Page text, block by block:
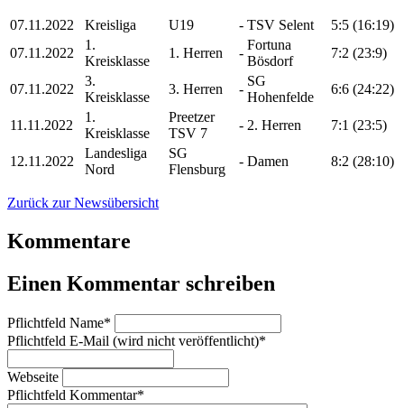
07.11.2022 Kreisliga U19 - TSV Selent 5:5 (16:19)
07.11.2022
1.
Kreisklasse
1. Herren -
Fortuna
Bösdorf
7:2 (23:9)
07.11.2022
3.
Kreisklasse
3. Herren -
SG
Hohenfelde
6:6 (24:22)
11.11.2022
1.
Kreisklasse
Preetzer
TSV 7
- 2. Herren 7:1 (23:5)
12.11.2022
Landesliga
Nord
SG
Flensburg
- Damen 8:2 (28:10)
Zurück zur Newsübersicht
Kommentare
Einen Kommentar schreiben
Pflichtfeld Name*
Pflichtfeld E-Mail (wird nicht veröffentlicht)*
Webseite
Pflichtfeld Kommentar*